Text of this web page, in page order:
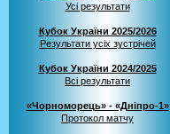
Усі результати
Кубок України 2025/2026
Результати усіх зустрічей
Кубок України 2024/2025
Всі результати
«Чорноморець» - «Дніпро-1»
Протокол матчу